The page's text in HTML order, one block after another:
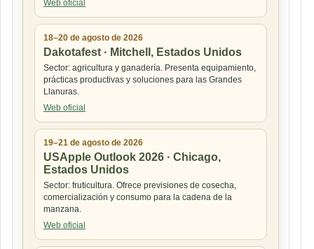
Web oficial
18–20 de agosto de 2026
Dakotafest · Mitchell, Estados Unidos
Sector: agricultura y ganadería. Presenta equipamiento,
prácticas productivas y soluciones para las Grandes
Llanuras.
Web oficial
19–21 de agosto de 2026
USApple Outlook 2026 · Chicago,
Estados Unidos
Sector: fruticultura. Ofrece previsiones de cosecha,
comercialización y consumo para la cadena de la
manzana.
Web oficial